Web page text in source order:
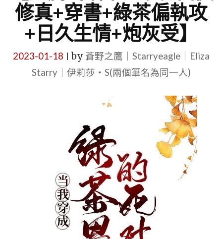
修真+穿書+綠茶偏執攻
+日久生情+炮灰受】
2023-01-18 by 蒼野之鷹｜Starryeagle｜Eliza
Starry｜伊莉莎・S(兩個筆名為同一人)